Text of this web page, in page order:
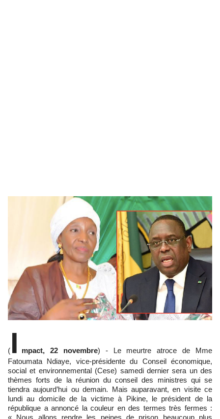
( I mpact, 22 novembre) - Le meurtre atroce de Mme
Fatoumata Ndiaye, vice-présidente du Conseil économique,
social et environnemental (Cese) samedi dernier sera un des
thèmes forts de la réunion du conseil des ministres qui se
tiendra aujourd’hui ou demain. Mais auparavant, en visite ce
lundi au domicile de la victime à Pikine, le président de la
république a annoncé la couleur en des termes très fermes :
« Nous allons rendre les peines de prison beaucoup plus